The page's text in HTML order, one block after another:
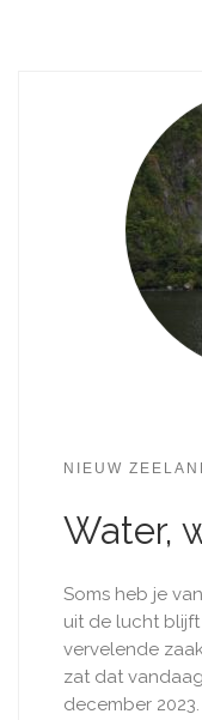
NIEUW
Water,
Soms heb je
uit de lucht blijft
vervelende
zat dat
december